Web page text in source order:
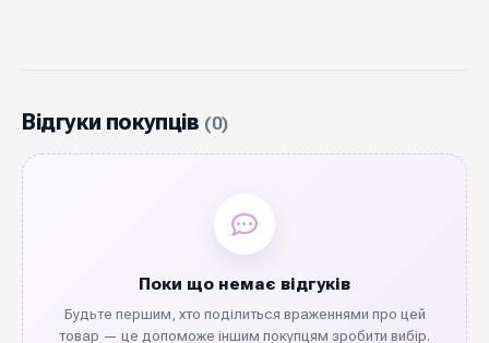
Відгуки покупців (0)
Поки що немає відгуків
Будьте першим, хто поділиться враженнями про цей
товар — це допоможе іншим покупцям зробити вибір.